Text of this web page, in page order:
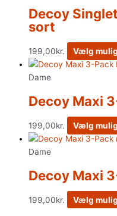
Decoy
sort
199,00kr. Vælg
Dame
Decoy Maxi
199,00kr. Vælg
Dame
Decoy Maxi
199,00kr. Vælg